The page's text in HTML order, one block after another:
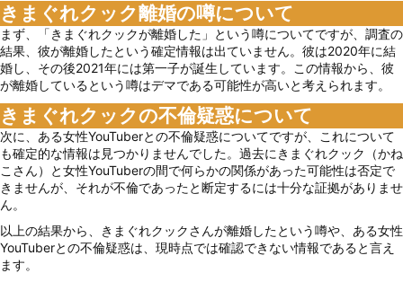
きまぐれクック離婚の噂について
まず、「きまぐれクックが離婚した」という噂についてですが、調査の
結果、彼が離婚したという確定情報は出ていません。彼は2020年に結
婚し、その後2021年には第一子が誕生しています。この情報から、彼
が離婚しているという噂はデマである可能性が高いと考えられます。
きまぐれクックの不倫疑惑について
次に、ある女性YouTuberとの不倫疑惑についてですが、これについて
も確定的な情報は見つかりませんでした。過去にきまぐれクック（かね
こさん）と女性YouTuberの間で何らかの関係があった可能性は否定で
きませんが、それが不倫であったと断定するには十分な証拠がありませ
ん。
以上の結果から、きまぐれクックさんが離婚したという噂や、ある女性
YouTuberとの不倫疑惑は、現時点では確認できない情報であると言え
ます。